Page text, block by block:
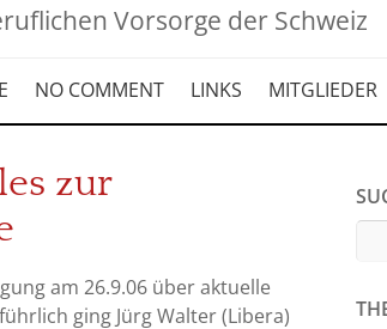
Vorsorge der Schweiz
NO COMMENT LINKS MITGLIEDER
zur
am 26.9.06 über aktuelle
ging Jürg Walter (Libera)